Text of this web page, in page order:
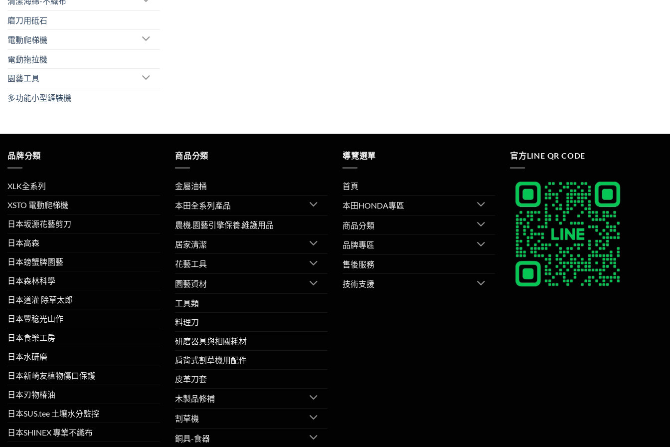
磨刀用砥石
電動爬梯機
電動拖拉機
園藝工具
多功能小型鏟裝機
品牌分類
XLK全系列
XSTO 電動爬梯機
日本坂源花藝剪刀
日本高森
日本螃蟹牌園藝
日本森林科學
日本道灌 除草太郎
日本豐稔光山作
日本食樂工房
日本水研磨
日本新崎友植物傷口保護
日本刃物椿油
日本SUS.tee 土壤水分監控
日本SHINEX 專業不織布
商品分類
金屬油桶
本田全系列產品
農機.園藝引擎保養.維護用品
居家清潔
花藝工具
園藝資材
工具類
料理刀
研磨器具與相關耗材
肩背式割草機用配件
皮革刀套
木製品修補
割草機
銅具-食器
導覽選單
首頁
本田HONDA專區
商品分類
品牌專區
售後服務
技術支援
官方LINE QR CODE